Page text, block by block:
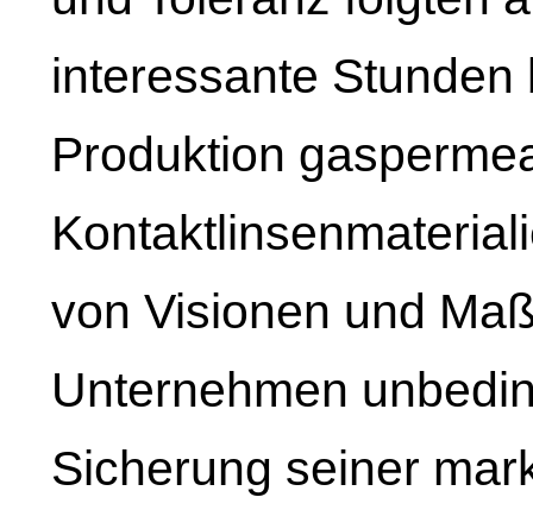
interessante
Produktion
von Visionen und
Unternehmen
Sicherung seiner